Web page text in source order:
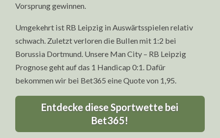
Vorsprung gewinnen.
Umgekehrt ist RB Leipzig in Auswärtsspielen relativ
schwach. Zuletzt verloren die Bullen mit 1:2 bei
Borussia Dortmund. Unsere Man City – RB Leipzig
Prognose geht auf das 1 Handicap 0:1. Dafür
bekommen wir bei Bet365 eine Quote von 1,95.
Entdecke diese Sportwette bei
Bet365!